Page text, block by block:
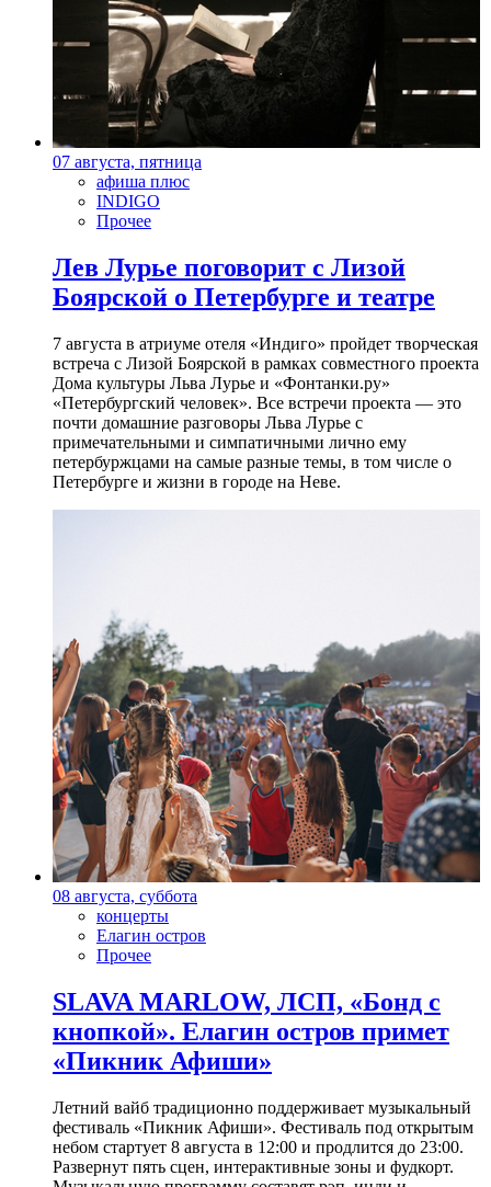
07 августа, пятница
афиша плюс
INDIGO
Прочее
Лев Лурье поговорит с Лизой
Боярской о Петербурге и театре
7 августа в атриуме отеля «Индиго» пройдет творческая
встреча с Лизой Боярской в рамках совместного проекта
Дома культуры Льва Лурье и «Фонтанки.ру»
«Петербургский человек». Все встречи проекта — это
почти домашние разговоры Льва Лурье с
примечательными и симпатичными лично ему
петербуржцами на самые разные темы, в том числе о
Петербурге и жизни в городе на Неве.
08 августа, суббота
концерты
Елагин остров
Прочее
SLAVA MARLOW, ЛСП, «Бонд с
кнопкой». Елагин остров примет
«Пикник Афиши»
Летний вайб традиционно поддерживает музыкальный
фестиваль «Пикник Афиши». Фестиваль под открытым
небом стартует 8 августа в 12:00 и продлится до 23:00.
Развернут пять сцен, интерактивные зоны и фудкорт.